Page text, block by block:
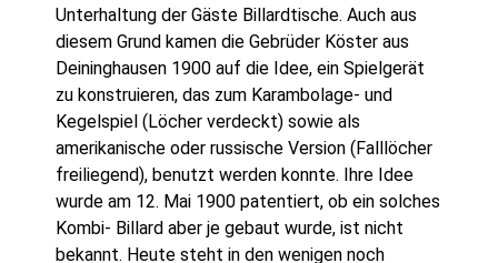
Unterhaltung der Gäste Billardtische. Auch aus
diesem Grund kamen die Gebrüder Köster aus
Deininghausen 1900 auf die Idee, ein Spielgerät
zu konstruieren, das zum Karambolage- und
Kegelspiel (Löcher verdeckt) sowie als
amerikanische oder russische Version (Falllöcher
freiliegend), benutzt werden konnte. Ihre Idee
wurde am 12. Mai 1900 patentiert, ob ein solches
Kombi- Billard aber je gebaut wurde, ist nicht
bekannt. Heute steht in den wenigen noch